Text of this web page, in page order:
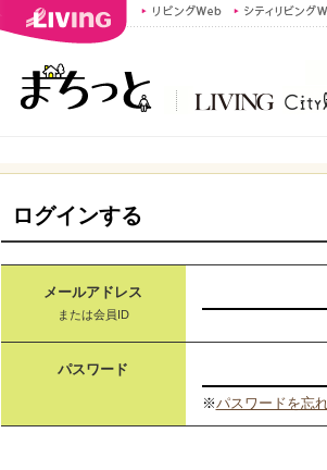
ログインする
メールアドレス
または会員ID
パスワード
※パスワードを忘